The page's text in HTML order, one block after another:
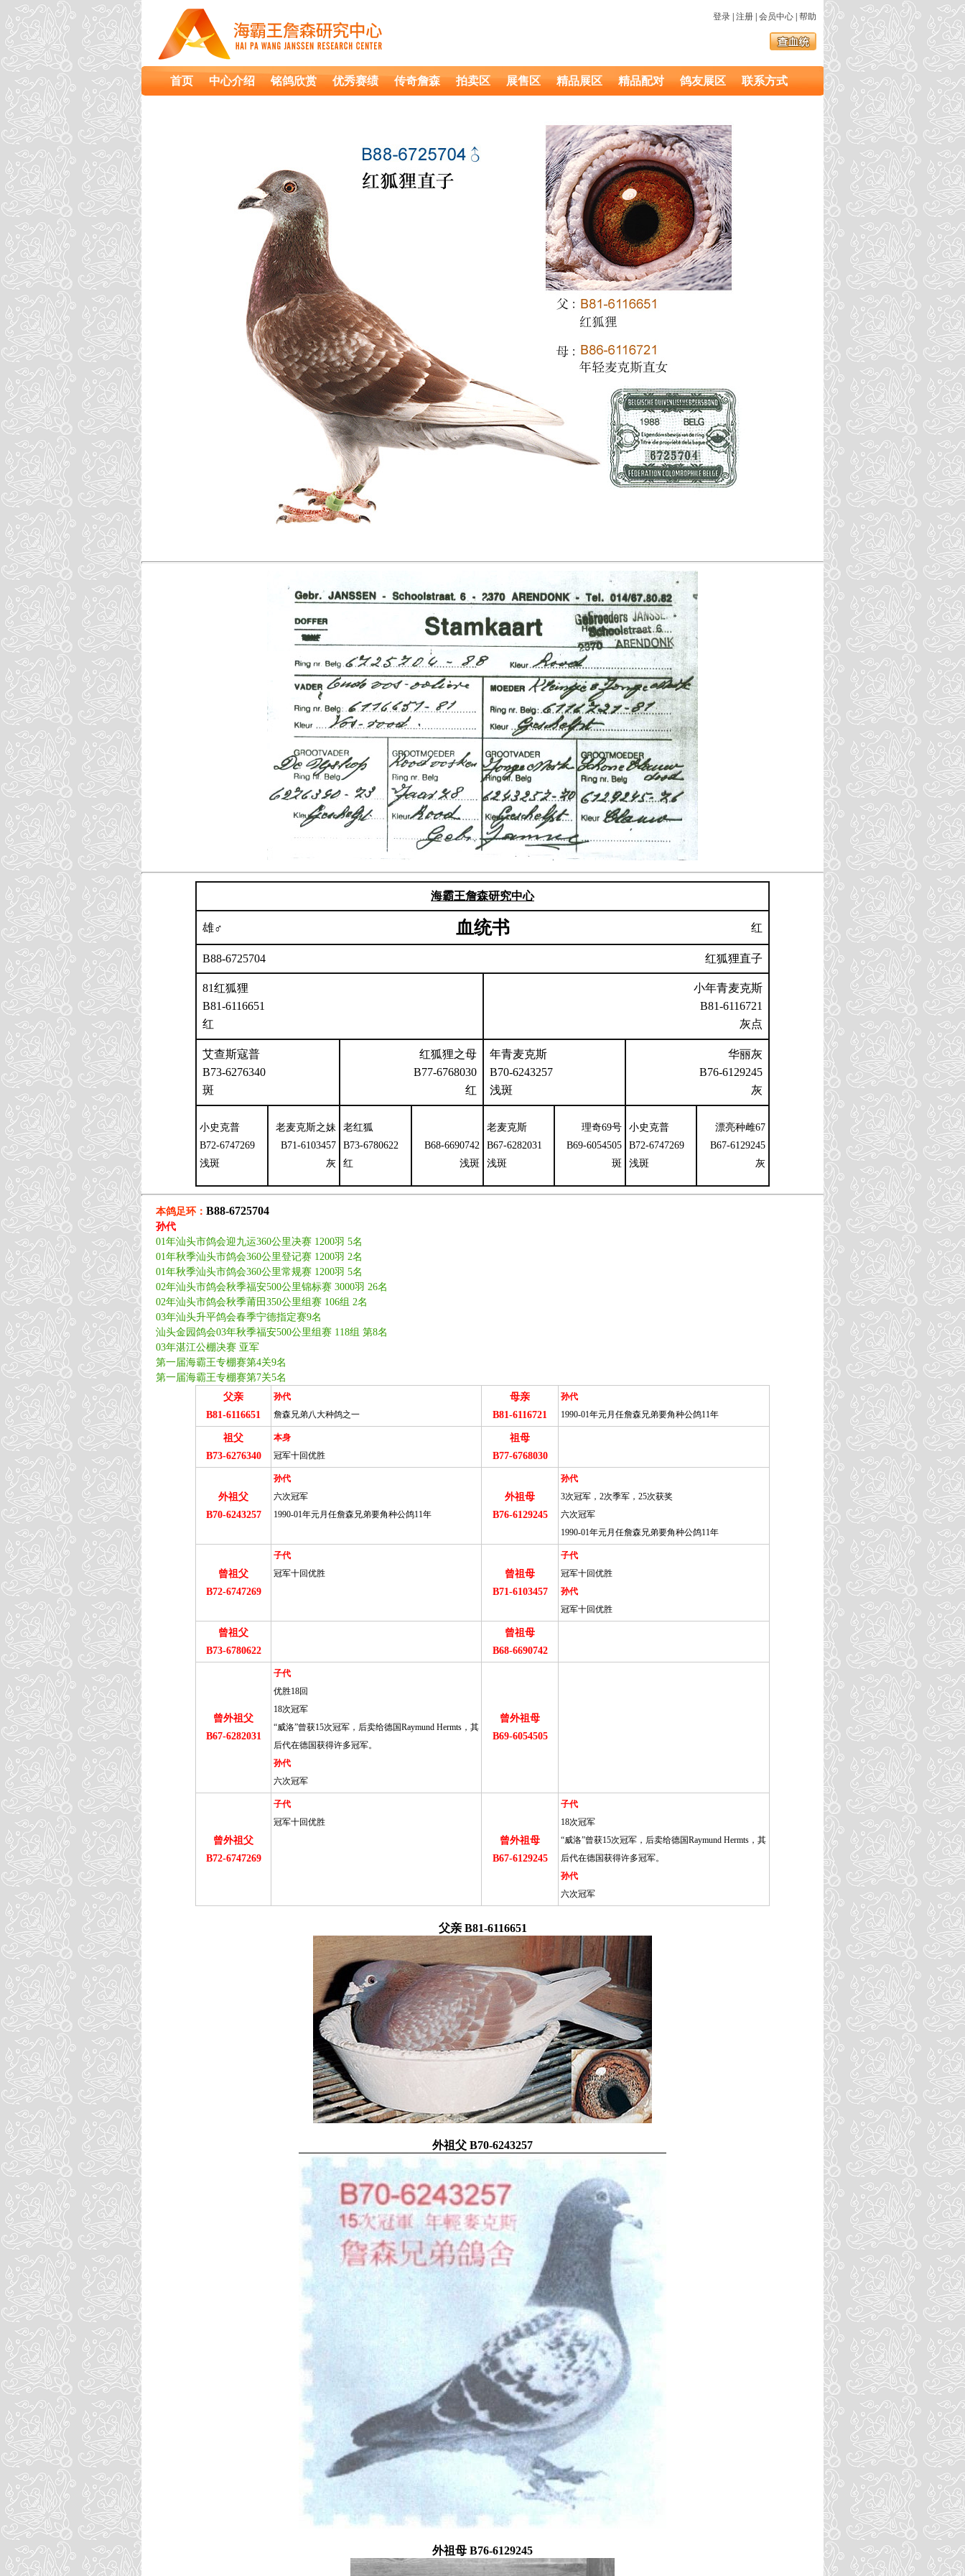
登录 注册 会员中心 帮助
首页 中心介绍 铭鸽欣赏 优秀赛绩 传奇詹森 拍卖区 展售区 精品展区 精品配对 鸽友展区 联系方式
海霸王詹森研究中心
雄♂ 血统书 红
B88-6725704 红狐狸直子
81红狐狸
B81-6116651
红
小年青麦克斯
B81-6116721
灰点
艾查斯寇普
B73-6276340
斑
红狐狸之母
B77-6768030
红
年青麦克斯
B70-6243257
浅斑
华丽灰
B76-6129245
灰
小史克普
B72-6747269
浅斑
老麦克斯之妹
B71-6103457
灰
老红狐
B73-6780622
红
B68-6690742
浅斑
老麦克斯
B67-6282031
浅斑
理奇69号
B69-6054505
斑
小史克普
B72-6747269
浅斑
漂亮种雌67
B67-6129245
灰
本鸽足环： B88-6725704
孙代
01年汕头市鸽会迎九运360公里决赛 1200羽 5名
01年秋季汕头市鸽会360公里登记赛 1200羽 2名
01年秋季汕头市鸽会360公里常规赛 1200羽 5名
02年汕头市鸽会秋季福安500公里锦标赛 3000羽 26名
02年汕头市鸽会秋季莆田350公里组赛 106组 2名
03年汕头升平鸽会春季宁德指定赛9名
汕头金园鸽会03年秋季福安500公里组赛 118组 第8名
03年湛江公棚决赛 亚军
第一届海霸王专棚赛第4关9名
第一届海霸王专棚赛第7关5名
父亲
B81-6116651
孙代
詹森兄弟八大种鸽之一
母亲
B81-6116721
孙代
1990-01年元月任詹森兄弟要角种公鸽11年
祖父
B73-6276340
本身
冠军十回优胜
祖母
B77-6768030
外祖父
B70-6243257
孙代
六次冠军
1990-01年元月任詹森兄弟要角种公鸽11年
外祖母
B76-6129245
孙代
3次冠军，2次季军，25次获奖
六次冠军
1990-01年元月任詹森兄弟要角种公鸽11年
曾祖父
B72-6747269
子代
冠军十回优胜
曾祖母
B71-6103457
子代
冠军十回优胜
孙代
冠军十回优胜
曾祖父
B73-6780622
曾祖母
B68-6690742
曾外祖父
B67-6282031
子代
优胜18回
18次冠军
“威洛”曾获15次冠军，后卖给德国Raymund Hermts，其
后代在德国获得许多冠军。
孙代
六次冠军
曾外祖母
B69-6054505
曾外祖父
B72-6747269
子代
冠军十回优胜
曾外祖母
B67-6129245
子代
18次冠军
“威洛”曾获15次冠军，后卖给德国Raymund Hermts，其
后代在德国获得许多冠军。
孙代
六次冠军
父亲 B81-6116651
外祖父 B70-6243257
外祖母 B76-6129245